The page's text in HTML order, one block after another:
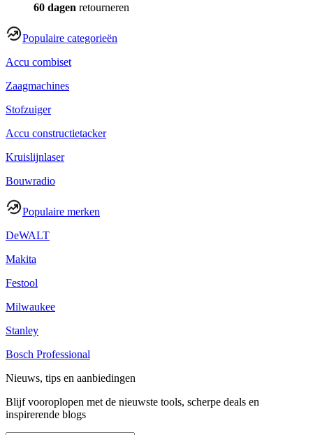
60 dagen retourneren
Populaire categorieën
Accu combiset
Zaagmachines
Stofzuiger
Accu constructietacker
Kruislijnlaser
Bouwradio
Populaire merken
DeWALT
Makita
Festool
Milwaukee
Stanley
Bosch Professional
Nieuws, tips en aanbiedingen
Blijf vooroplopen met de nieuwste tools, scherpe deals en
inspirerende blogs